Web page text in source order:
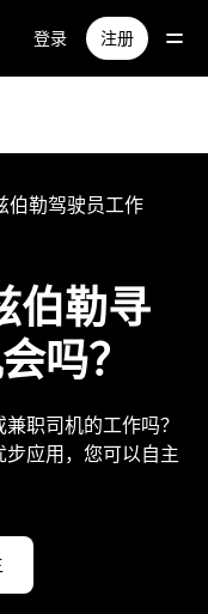
登录 注册
伯勒驾驶员工作
伯勒寻
吗？
职司机的工作吗？
应用，您可以自主